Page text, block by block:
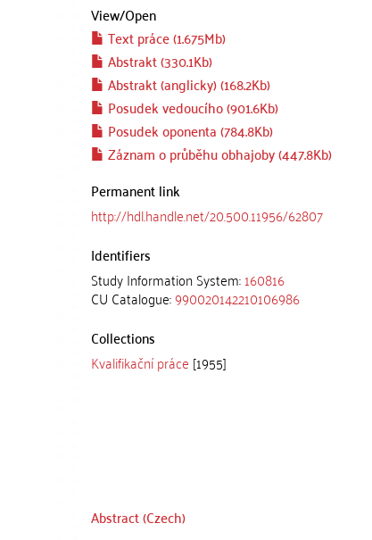
View/Open
Text práce (1.675Mb)
Abstrakt (330.1Kb)
Abstrakt (anglicky) (168.2Kb)
Posudek vedoucího (901.6Kb)
Posudek oponenta (784.8Kb)
Záznam o průběhu obhajoby (447.8Kb)
Permanent link
http://hdl.handle.net/20.500.11956/62807
Identifiers
Study Information System:160816
CU Catalogue:990020142210106986
Collections
Kvalifikační práce [1955]
Abstract (Czech)